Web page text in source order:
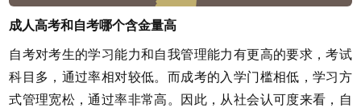
成人高考和自考哪个含金量高
自考对考生的学习能力和自我管理能力有更高的要求，考试
科目多，通过率相对较低。而成考的入学门槛相低，学习方
式管理宽松，通过率非常高。因此，从社会认可度来看，自